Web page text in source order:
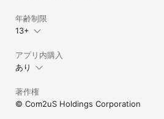
年齢制限
13+
アプリ内購入
あり
著作権
© Com2uS Holdings Corporation